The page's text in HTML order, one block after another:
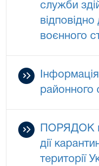
служби
воєнного
районного
ПОРЯДОК
дії
території